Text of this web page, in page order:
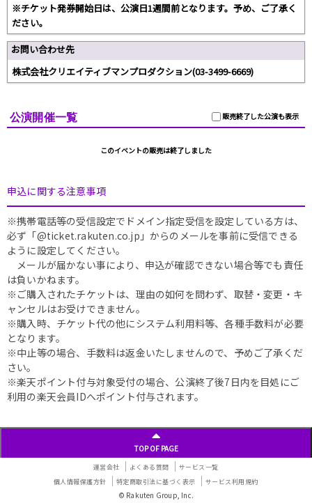
※チケット発券開始日は、公演日1週間前となります。予め、ご了承く
ださい。
お問い合わせ先
株式会社クリエイティブマンプロダクション(03-3499-6669)
販売終了した公演も表示
公演開催一覧
このイベントの販売は終了しました
申込に関する注意事項
※携帯電話等の受信設定でドメイン指定受信を設定している方は、
必ず「@ticket.rakuten.co.jp」からのメールを事前に受信できる
ように設定してください。
メールが届かない事により、申込が確認できない場合等でも責任
は負いかねます。
※ご購入されたチケットは、理由の如何を問わず、取替・変更・キ
ャンセルはお受けできません。
※購入時、チケット代の他にシステム利用料等、各種手数料が必要
となります。
※中止等の場合、手数料は返金いたしませんので、予めご了承くだ
さい。
※楽天ポイント付与対象受付の場合、公演終了後7日内を目処にご
利用の楽天会員IDへポイント付与されます。
TOP OF PAGE
運営会社 よくある質問
サービス一覧
個人情報保護方針
特定商取引法に基づく表示 サービス利用規約
© Rakuten Group, Inc.